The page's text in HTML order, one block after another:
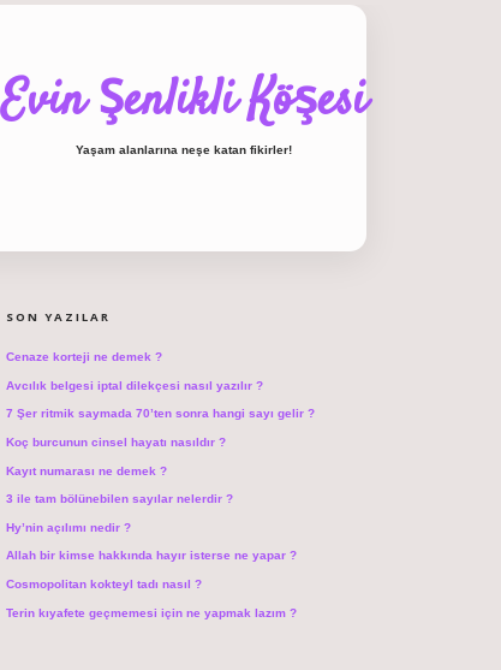
Evin Şenlikli Köşesi
Yaşam alanlarına neşe katan fikirler!
SON YAZILAR
Cenaze korteji ne demek ?
Avcılık belgesi iptal dilekçesi nasıl yazılır ?
7 Şer ritmik saymada 70’ten sonra hangi sayı gelir ?
Koç burcunun cinsel hayatı nasıldır ?
Kayıt numarası ne demek ?
3 ile tam bölünebilen sayılar nelerdir ?
Hy’nin açılımı nedir ?
Allah bir kimse hakkında hayır isterse ne yapar ?
Cosmopolitan kokteyl tadı nasıl ?
Terin kıyafete geçmemesi için ne yapmak lazım ?